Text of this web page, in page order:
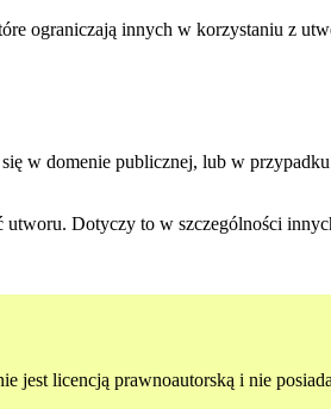
ograniczają innych w korzystaniu z
w domenie publicznej, lub w
Dotyczy to w szczególności
jest licencją prawnoautorską i nie